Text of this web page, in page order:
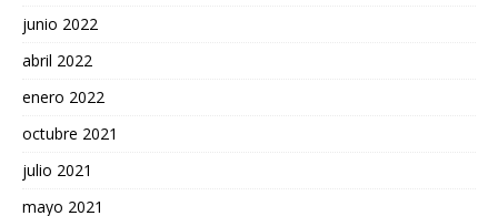
junio 2022
abril 2022
enero 2022
octubre 2021
julio 2021
mayo 2021